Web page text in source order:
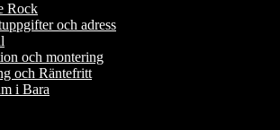
Rock
och adress
och montering
och Räntefritt
i Bara